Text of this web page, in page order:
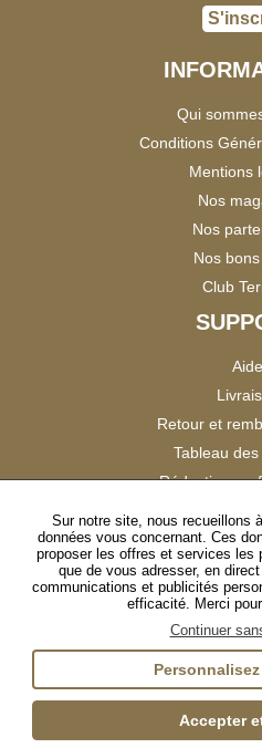
Qui
Conditions
Mentions
Nos
Nos
Nos
Club
Aide
Retour et
Tableau
Réduction
InstagramTikTok
Sur notre site, nous recueillons
données vous concernant. Ces
proposer les offres et services les
que de vous adresser, en
communications et publicités
efficacité. Merci
Continuer
Accepter